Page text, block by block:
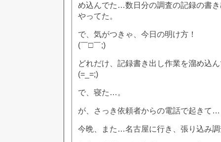
め込んでた…数日分の調査の記録の書
やってた。
で、気がつきゃ、今日の明け方！
(￣□￣;)
どれだけ、記録書き出し作業を溜め込
(=_=;)
で、寝た…。
が、さっき依頼者からの電話で起きて…
今晩、また…名古屋に行き、張り込み